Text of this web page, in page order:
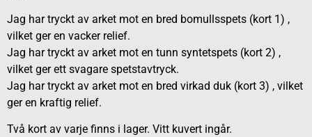
Jag har tryckt av arket mot en bred bomullsspets (kort 1) ,
vilket ger en vacker relief.
Jag har tryckt av arket mot en tunn syntetspets (kort 2) ,
vilket ger ett svagare spetstavtryck.
Jag har tryckt av arket mot en bred virkad duk (kort 3) , vilket
ger en kraftig relief.
Två kort av varje finns i lager. Vitt kuvert ingår.